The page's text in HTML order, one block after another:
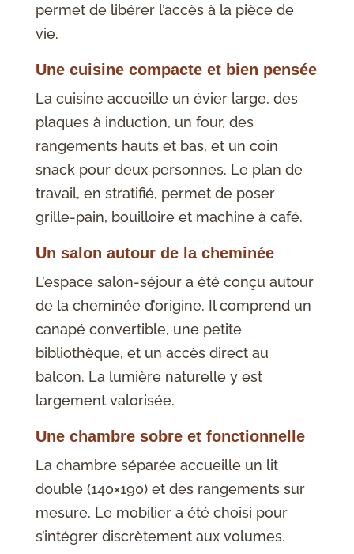
permet de libérer l’accès à la pièce de
vie.
Une cuisine compacte et bien pensée
La cuisine accueille un évier large, des
plaques à induction, un four, des
rangements hauts et bas, et un coin
snack pour deux personnes. Le plan de
travail, en stratifié, permet de poser
grille-pain, bouilloire et machine à café.
Un salon autour de la cheminée
L’espace salon-séjour a été conçu autour
de la cheminée d’origine. Il comprend un
canapé convertible, une petite
bibliothèque, et un accès direct au
balcon. La lumière naturelle y est
largement valorisée.
Une chambre sobre et fonctionnelle
La chambre séparée accueille un lit
double (140×190) et des rangements sur
mesure. Le mobilier a été choisi pour
s’intégrer discrètement aux volumes.